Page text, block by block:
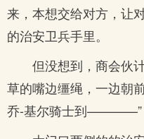
来，本想交给对方，让
的治安卫兵手里。
但没想到，商会伙
草的嘴边缰绳，一边朝
乔-基尔骑士到————”